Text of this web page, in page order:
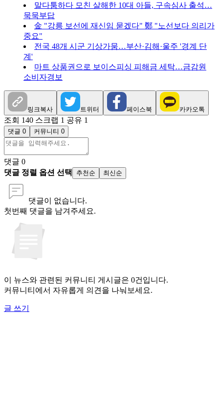
말다툼하다 모친 살해한 10대 아들, 구속심사 출석…
묵묵부답
金 "강릉 보선에 재신임 묻겠다" 鄭 "노선보다 의리가
중요"
전국 48개 시군 기상가뭄…부산·김해·울주 '경계 단
계'
마트 상품권으로 보이스피싱 피해금 세탁…금감원
소비자경보
링크복사 트위터 페이스북 카카오톡
조회 140 스크랩 1 공유 1
댓글 0 커뮤니티 0
댓글 0
댓글 정렬 옵션 선택
추천순 최신순
댓글이 없습니다.
첫번째 댓글을 남겨주세요.
이 뉴스와 관련된 커뮤니티 게시글은 0건입니다.
커뮤니티에서 자유롭게 의견을 나눠보세요.
글 쓰기